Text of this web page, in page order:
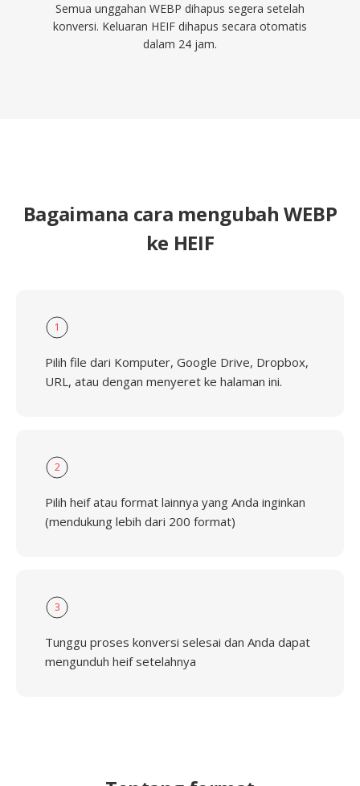
Semua unggahan WEBP dihapus segera setelah
konversi. Keluaran HEIF dihapus secara otomatis
dalam 24 jam.
Bagaimana cara mengubah WEBP
ke HEIF
1
Pilih file dari Komputer, Google Drive, Dropbox,
URL, atau dengan menyeret ke halaman ini.
2
Pilih heif atau format lainnya yang Anda inginkan
(mendukung lebih dari 200 format)
3
Tunggu proses konversi selesai dan Anda dapat
mengunduh heif setelahnya